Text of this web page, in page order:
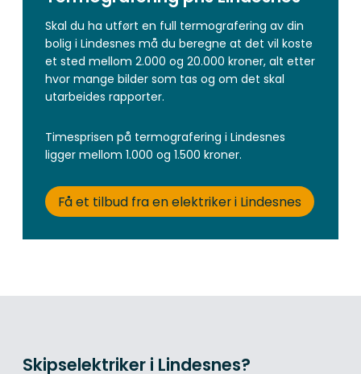
Skal du ha utført en full termografering av din
bolig i Lindesnes må du beregne at det vil koste
et sted mellom 2.000 og 20.000 kroner, alt etter
hvor mange bilder som tas og om det skal
utarbeides rapporter.
Timesprisen på termografering i Lindesnes
ligger mellom 1.000 og 1.500 kroner.
Få et tilbud fra en elektriker i Lindesnes
Skipselektriker i Lindesnes?